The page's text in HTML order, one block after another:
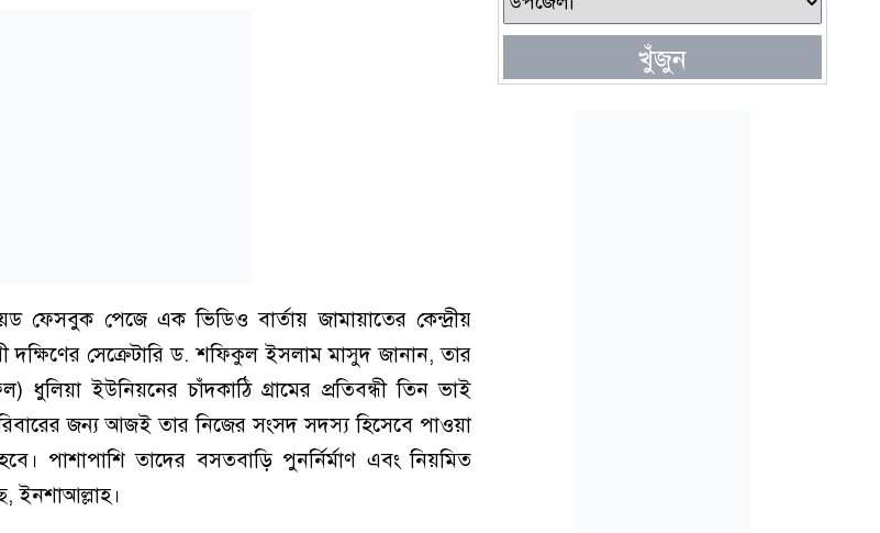
ফেসবুক পেজে এক ভিডিও বার্তায় জামায়াতের কেন্দ্রীয়
দক্ষিণের সেক্রেটারি ড. শফিকুল ইসলাম মাসুদ জানান, তার
ধুলিয়া ইউনিয়নের চাঁদকাঠি গ্রামের প্রতিবন্ধী তিন ভাই
জন্য আজই তার নিজের সংসদ সদস্য হিসেবে পাওয়া
পাশাপাশি তাদের বসতবাড়ি পুনর্নির্মাণ এবং নিয়মিত
ইনশাআল্লাহ।
খুঁজুন